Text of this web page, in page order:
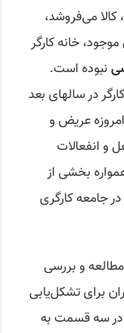
کالا می‌فروشد،
خانه کارگر
نبوده است.
در سالهای بعد
امروزه عریض و
و انفعالات
بخشی از
جامعه کارگری
و بررسی
برای تشکل‌یابی
در سه قسمت به